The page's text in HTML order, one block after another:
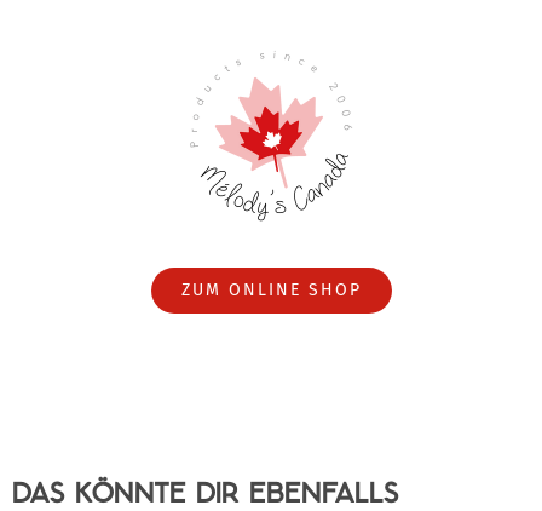
ZUM ONLINE SHOP
DAS KÖNNTE DIR EBENFALLS